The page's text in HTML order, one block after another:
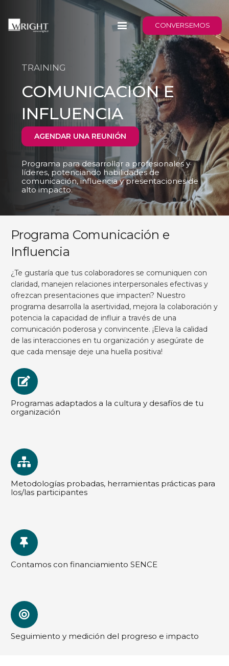
CONVERSEMOS
TRAINING
COMUNICACIÓN E
INFLUENCIA
AGENDAR UNA REUNIÓN
Programa para desarrollar a profesionales y
líderes, potenciando habilidades de
comunicación, influencia y presentaciones de
alto impacto.
Programa Comunicación e
Influencia
¿Te gustaría que tus colaboradores se comuniquen con
claridad, manejen relaciones interpersonales efectivas y
ofrezcan presentaciones que impacten? Nuestro
programa desarrolla la asertividad, mejora la colaboración y
potencia la capacidad de influir a través de una
comunicación poderosa y convincente. ¡Eleva la calidad
de las interacciones en tu organización y asegúrate de
que cada mensaje deje una huella positiva!
Programas adaptados a la cultura y desafíos de tu
organización
Metodologías probadas, herramientas prácticas para
los/las participantes
Contamos con financiamiento SENCE
Seguimiento y medición del progreso e impacto